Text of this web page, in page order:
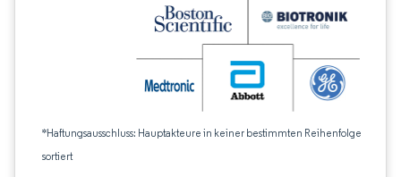
*Haftungsausschluss: Hauptakteure in keiner bestimmten Reihenfolge
sortiert